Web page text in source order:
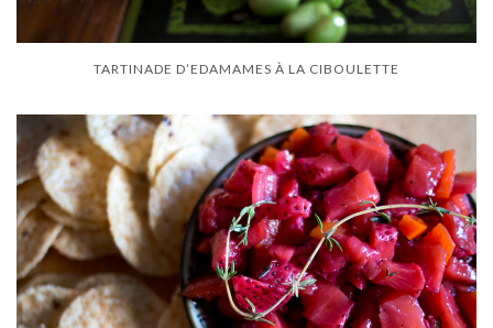
TARTINADE D’EDAMAMES À LA CIBOULETTE